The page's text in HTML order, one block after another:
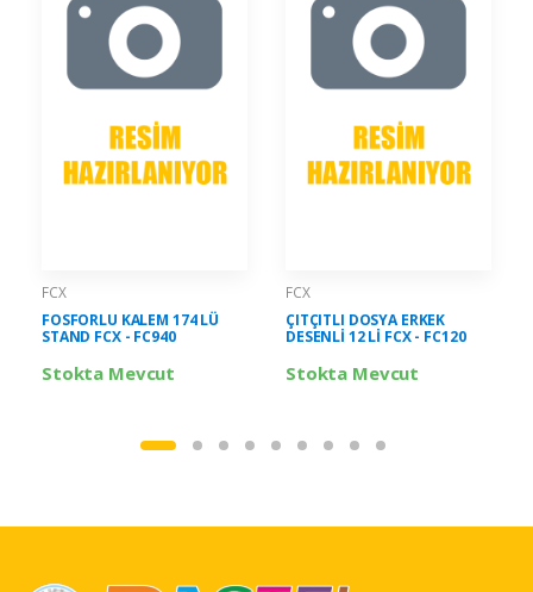
FCX
FOSFORLU KALEM 174 LÜ
STAND FCX - FC940
Stokta Mevcut
FCX
ÇITÇITLI DOSYA ERKEK
DESENLİ 12 Lİ FCX - FC120
Stokta Mevcut